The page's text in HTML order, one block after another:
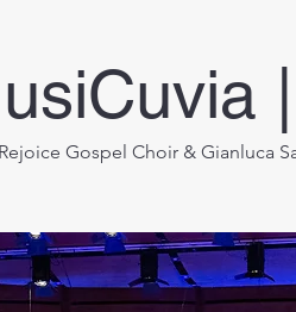
Rejoice Gospel Choir & Gianluca